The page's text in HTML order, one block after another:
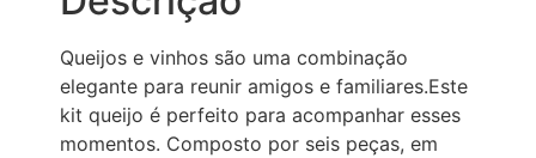
Queijos e vinhos são uma combinação
elegante para reunir amigos e familiares.Este
kit queijo é perfeito para acompanhar esses
momentos. Composto por seis peças, em